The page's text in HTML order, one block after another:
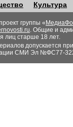
Культура
группы «
. Общие и
лиц старше 18 лет.
допускается
СМИ Эл №ФС77-